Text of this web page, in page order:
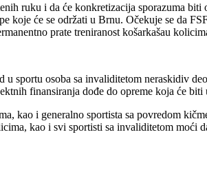
ruku i da će konkretizacija sporazuma
koje će se održati u Brnu. Očekuje se da
prate treniranost košarkašau
sportu osoba sa invaliditetom neraskidiv
finansiranja dođe do opreme koja će
kao i generalno sportista sa povredom
kao i svi sportisti sa invaliditetom